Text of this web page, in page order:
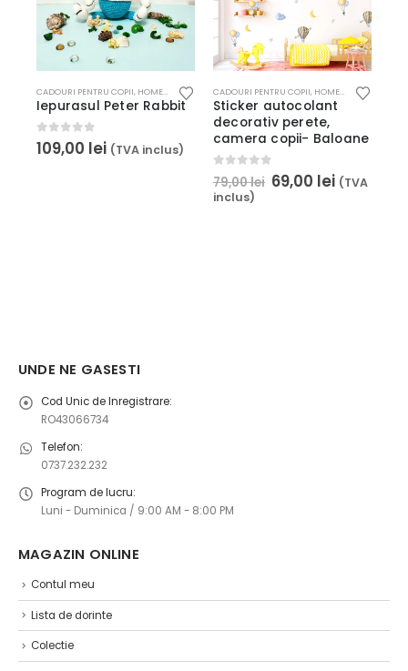
CADOURI PENTRU COPII, HOME & DECO JUCARII CROSETATE
Iepurasul Peter Rabbit
0out of 5
109,00 lei (TVA inclus)
CADOURI PENTRU COPII, HOME & DECO
Sticker autocolant
decorativ perete,
camera copii- Baloane
0 out of 5
79,00lei 69,00 lei (TVA
inclus)
UNDE NE GASESTI
Cod Unic de Inregistrare:
RO43066734
Telefon:
0737.232.232
Program de lucru:
Luni - Duminica / 9:00 AM - 8:00 PM
MAGAZIN ONLINE ​
Contul meu
Lista de dorinte
Colectie